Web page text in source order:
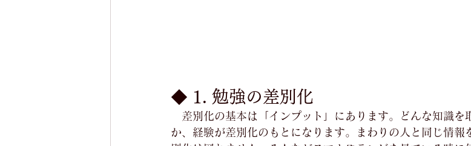
◆ 1. 勉強の差別化
差別化の基本は「インプット」にあります。どんな知識を
か、経験が差別化のもとになります。まわりの人と同じ情報